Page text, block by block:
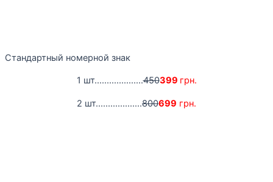
Стандартный номерной знак
1 шт....................450399 грн.
2 шт...................800699 грн.